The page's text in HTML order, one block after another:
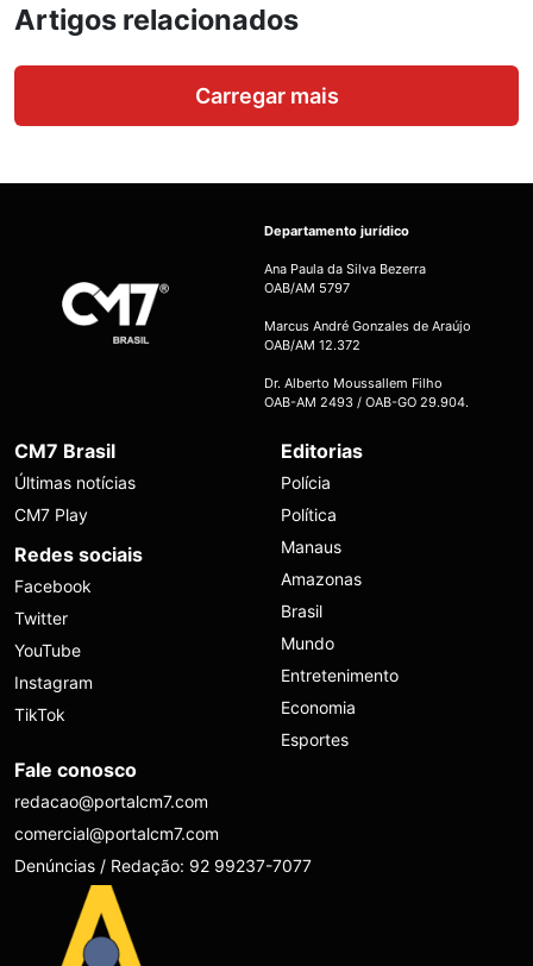
Artigos relacionados
Carregar mais
Departamento jurídico
Ana Paula da Silva Bezerra
OAB/AM 5797
Marcus André Gonzales de Araújo
OAB/AM 12.372
Dr. Alberto Moussallem Filho
OAB-AM 2493 / OAB-GO 29.904.
CM7 Brasil
Últimas notícias
CM7 Play
Redes sociais
Facebook
Twitter
YouTube
Instagram
TikTok
Editorias
Polícia
Política
Manaus
Amazonas
Brasil
Mundo
Entretenimento
Economia
Esportes
Fale conosco
redacao@portalcm7.com
comercial@portalcm7.com
Denúncias / Redação: 92 99237-7077